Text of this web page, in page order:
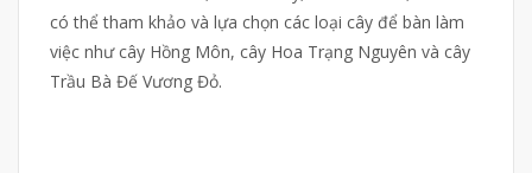
có thể tham khảo và lựa chọn các loại cây để bàn làm
việc như cây Hồng Môn, cây Hoa Trạng Nguyên và cây
Trầu Bà Đế Vương Đỏ.